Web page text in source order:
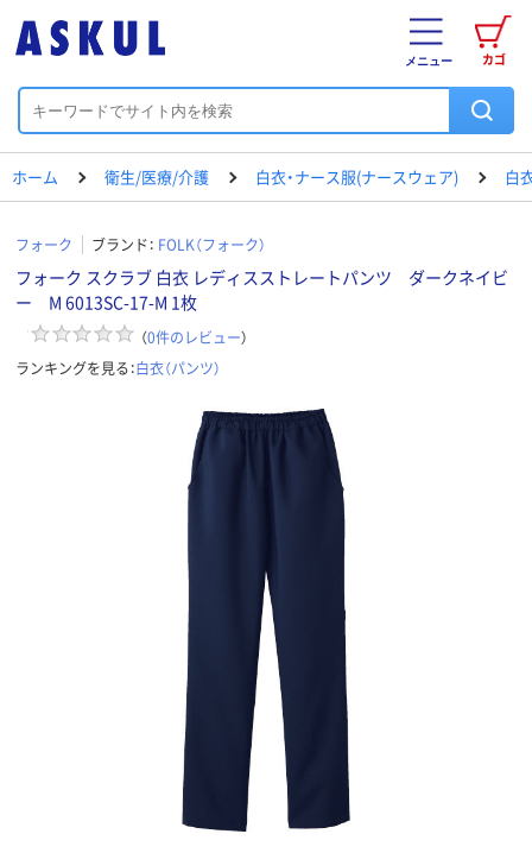
カゴ
メニュー
ホーム 衛生/医療/介護 白衣・ナース服(ナースウェア) 白
フォーク ブランド： FOLK（フォーク）
フォーク スクラブ 白衣 レディスストレートパンツ ダークネイビ
ー M 6013SC-17-M 1枚
（0件のレビュー）
ランキングを見る：白衣（パンツ）